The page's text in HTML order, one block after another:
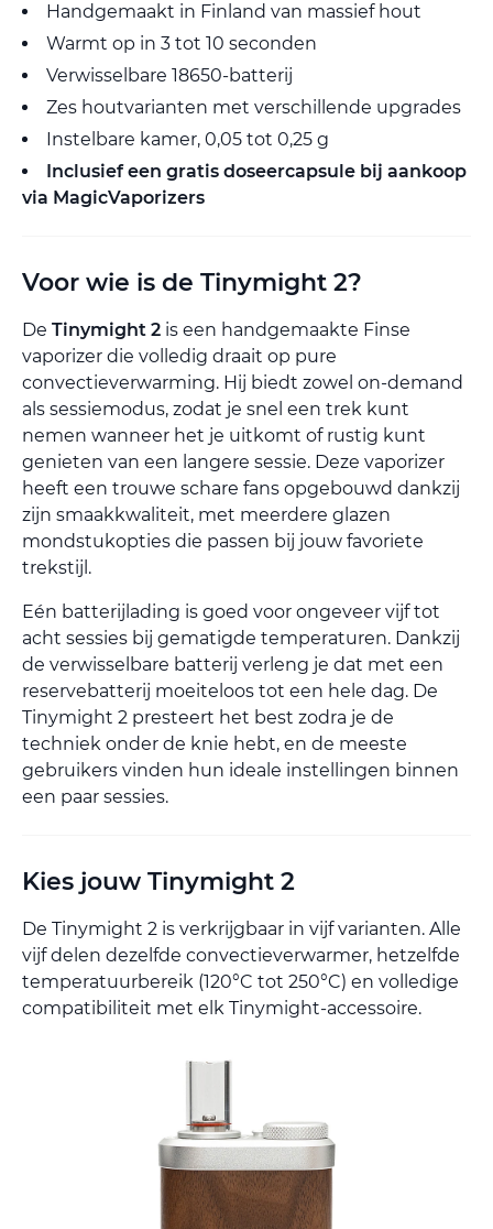
Handgemaakt in Finland van massief hout
Warmt op in 3 tot 10 seconden
Verwisselbare 18650-batterij
Zes houtvarianten met verschillende upgrades
Instelbare kamer, 0,05 tot 0,25 g
Inclusief een gratis doseercapsule bij aankoop
via MagicVaporizers
Voor wie is de Tinymight 2?
De Tinymight 2 is een handgemaakte Finse
vaporizer die volledig draait op pure
convectieverwarming. Hij biedt zowel on-demand
als sessiemodus, zodat je snel een trek kunt
nemen wanneer het je uitkomt of rustig kunt
genieten van een langere sessie. Deze vaporizer
heeft een trouwe schare fans opgebouwd dankzij
zijn smaakkwaliteit, met meerdere glazen
mondstukopties die passen bij jouw favoriete
trekstijl.
Eén batterijlading is goed voor ongeveer vijf tot
acht sessies bij gematigde temperaturen. Dankzij
de verwisselbare batterij verleng je dat met een
reservebatterij moeiteloos tot een hele dag. De
Tinymight 2 presteert het best zodra je de
techniek onder de knie hebt, en de meeste
gebruikers vinden hun ideale instellingen binnen
een paar sessies.
Kies jouw Tinymight 2
De Tinymight 2 is verkrijgbaar in vijf varianten. Alle
vijf delen dezelfde convectieverwarmer, hetzelfde
temperatuurbereik (120°C tot 250°C) en volledige
compatibiliteit met elk Tinymight-accessoire.